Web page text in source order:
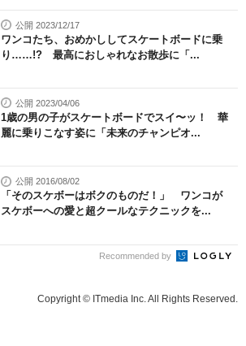
公開 2023/12/17
ワンコたち、おめかししてスケートボードに乗
り……!? 最高におしゃれなお散歩に「...
公開 2023/04/06
1歳の男の子がスケートボードでスイ〜ッ！ 華
麗に乗りこなす姿に「未来のチャンピオ...
公開 2016/08/02
「そのスケボーはボクのものだ！」 ワンコが
スケボーへの愛と超クールなテクニックを...
Recommended by
Copyright © ITmedia Inc. All Rights Reserved.